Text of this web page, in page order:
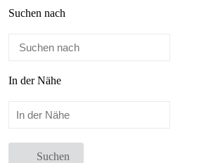
Suchen nach
In der Nähe
Suchen